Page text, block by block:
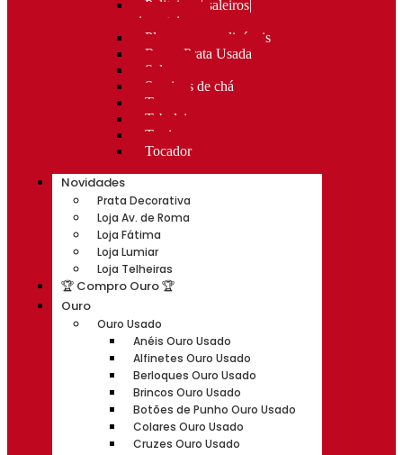
Paliteiros | saleiros|
pimenteiros
Placas personalizáveis
Rocas Prata Usada
Salvas
Serviços de chá
Taças
Tabuleiros
Terrinas
Tocador
Novidades
Prata Decorativa
Loja Av. de Roma
Loja Fátima
Loja Lumiar
Loja Telheiras
🏆 Compro Ouro 🏆
Ouro
Ouro Usado
Anéis Ouro Usado
Alfinetes Ouro Usado
Berloques Ouro Usado
Brincos Ouro Usado
Botões de Punho Ouro Usado
Colares Ouro Usado
Cruzes Ouro Usado